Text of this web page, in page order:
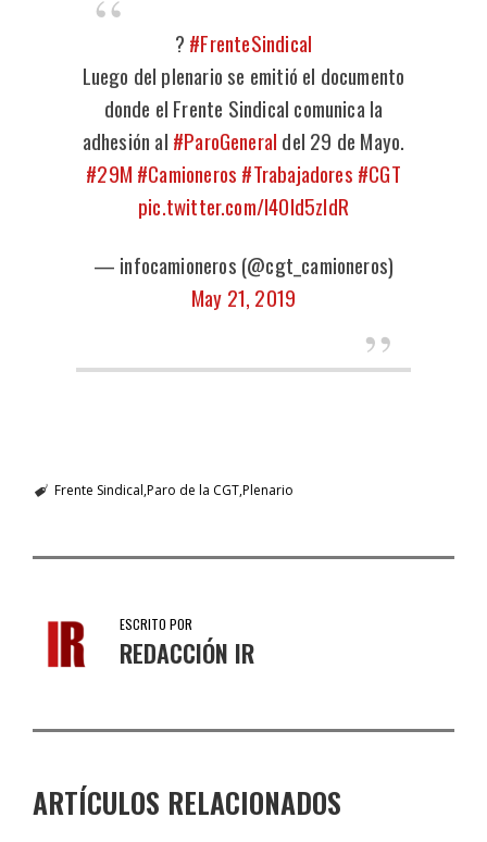
? #FrenteSindical
Luego del plenario se emitió el documento
donde el Frente Sindical comunica la
adhesión al #ParoGeneral del 29 de Mayo.
#29M #Camioneros #Trabajadores #CGT
pic.twitter.com/I4OId5zldR
— infocamioneros (@cgt_camioneros)
May 21, 2019
Frente Sindical Paro de la CGTPlenario
ESCRITO POR
REDACCIÓN IR
ARTÍCULOS RELACIONADOS